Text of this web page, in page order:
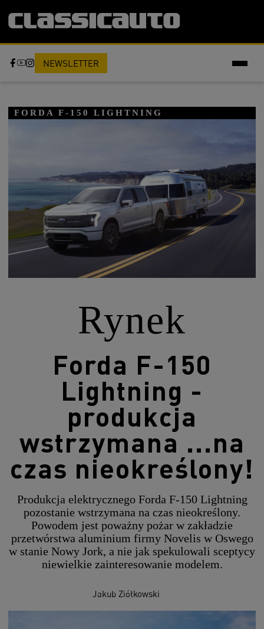
NEWSLETTER
FORDA F-150 LIGHTNING
Rynek
Forda F-150
Lightning -
produkcja
wstrzymana ...na
czas nieokreślony!
Produkcja elektrycznego Forda F-150 Lightning
pozostanie wstrzymana na czas nieokreślony.
Powodem jest poważny pożar w zakładzie
przetwórstwa aluminium firmy Novelis w Oswego
w stanie Nowy Jork, a nie jak spekulowali sceptycy
niewielkie zainteresowanie modelem.
Jakub Ziółkowski